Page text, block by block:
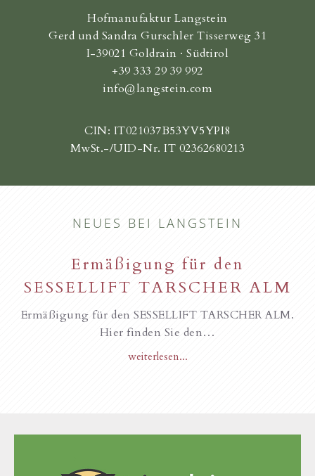
Hofmanufaktur Langstein
Gerd und Sandra Gurschler Tisserweg 31
I-39021 Goldrain · Südtirol
+39 333 29 39 992
info@langstein.com
CIN: IT021037B53YV5YPI8
MwSt.-/UID-Nr. IT 02362680213
NEUES BEI LANGSTEIN
Ermäßigung für den
SESSELLIFT TARSCHER ALM
Ermäßigung für den SESSELLIFT TARSCHER ALM.
Hier finden Sie den…
weiterlesen...